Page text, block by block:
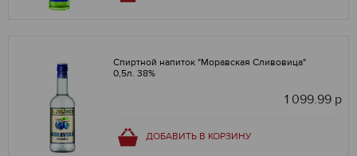
Спиртной напиток "Моравская Сливовица"
0,5л. 38%
1 099.99 р
ДОБАВИТЬ В КОРЗИНУ